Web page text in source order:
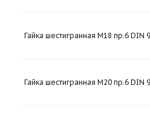
Гайка шестигранная М18 пр.6 DIN
Гайка шестигранная М20 пр.6 DIN